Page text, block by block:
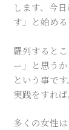
します、今
す」と始める
羅列すると
ー」と思う
という事で
実践をすれば
多くの女性